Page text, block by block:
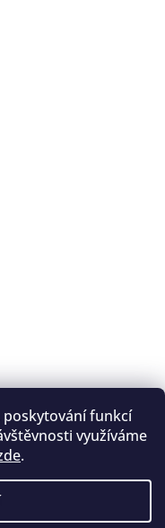
poskytování funkcí
využíváme
.
lukostřelecký klub